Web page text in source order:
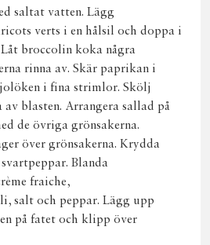
saltat vatten. Lägg
verts i en hålsil och doppa i
broccolin koka några
rinna av. Skär paprikan i
i fina strimlor. Skölj
av blasten. Arrangera sallad på
de övriga grönsakerna.
över grönsakerna. Krydda
Blanda
fraiche,
salt och peppar. Lägg upp
på fatet och klipp över